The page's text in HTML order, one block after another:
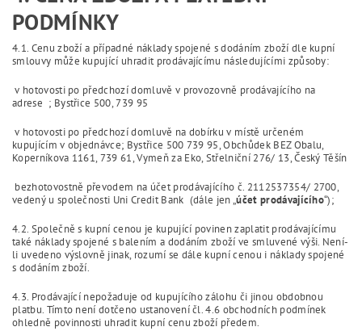
PODMÍNKY
4.1. Cenu zboží a případné náklady spojené s dodáním zboží dle kupní
smlouvy může kupující uhradit prodávajícímu následujícími způsoby:
v hotovosti po předchozí domluvě v provozovně prodávajícího na
adrese ; Bystřice 500, 739 95
v hotovosti po předchozí domluvě na dobírku v místě určeném
kupujícím v objednávce; Bystřice 500 739 95, Obchůdek BEZ Obalu,
Koperníkova 1161, 739 61, Vymeň za Eko, Střelniční 276/ 13, Český Těšín
bezhotovostně převodem na účet prodávajícího č. 2112537354/ 2700,
vedený u společnosti Uni Credit Bank (dále jen „účet prodávajícího“);
4.2. Společně s kupní cenou je kupující povinen zaplatit prodávajícímu
také náklady spojené s balením a dodáním zboží ve smluvené výši. Není-
li uvedeno výslovně jinak, rozumí se dále kupní cenou i náklady spojené
s dodáním zboží.
4.3. Prodávající nepožaduje od kupujícího zálohu či jinou obdobnou
platbu. Tímto není dotčeno ustanovení čl. 4.6 obchodních podmínek
ohledně povinnosti uhradit kupní cenu zboží předem.